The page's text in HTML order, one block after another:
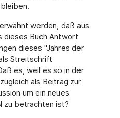
werden, daß aus
dieses Buch Antwort
dieses "Jahres der
Streitschrift
es, weil es so in der
als Beitrag zur
um ein neues
zu betrachten ist?